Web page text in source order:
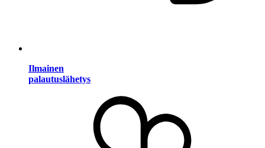
Ilmainen
palautuslähetys